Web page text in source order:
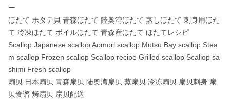
ー
ほたて ホタテ貝 青森ほたて 陸奥湾ほたて 蒸しほたて 刺身用ほた
て 冷凍ほたて ボイルほたて 青森産ほたて ほたてレシピ
Scallop Japanese scallop Aomori scallop Mutsu Bay scallop Stea
m scallop Frozen scallop Scallop recipe Grilled scallop Scallop sa
shimi Fresh scallop
扇贝 日本扇贝 青森扇贝 陆奥湾扇贝 蒸扇贝 冷冻扇贝 扇贝刺身 扇
贝食谱 烤扇贝 扇贝配送